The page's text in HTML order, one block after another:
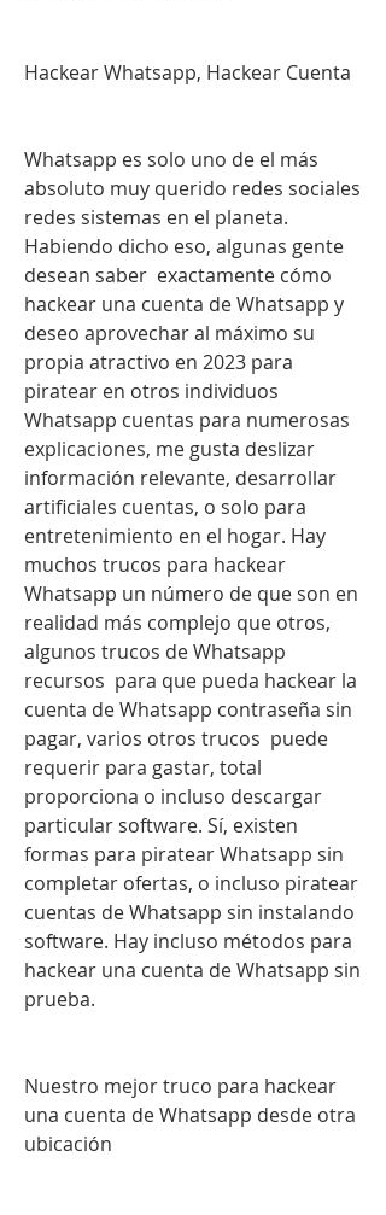
Hackear Whatsapp, Hackear Cuenta
Whatsapp es solo uno de el más
absoluto muy querido redes sociales
redes sistemas en el planeta.
Habiendo dicho eso, algunas gente
desean saber  exactamente cómo
hackear una cuenta de Whatsapp y
deseo aprovechar al máximo su
propia atractivo en 2023 para
piratear en otros individuos
Whatsapp cuentas para numerosas
explicaciones, me gusta deslizar
información relevante, desarrollar
artificiales cuentas, o solo para
entretenimiento en el hogar. Hay
muchos trucos para hackear
Whatsapp un número de que son en
realidad más complejo que otros,
algunos trucos de Whatsapp
recursos  para que pueda hackear la
cuenta de Whatsapp contraseña sin
pagar, varios otros trucos  puede
requerir para gastar, total
proporciona o incluso descargar
particular software. Sí, existen
formas para piratear Whatsapp sin
completar ofertas, o incluso piratear
cuentas de Whatsapp sin instalando
software. Hay incluso métodos para
hackear una cuenta de Whatsapp sin
prueba.
Nuestro mejor truco para hackear
una cuenta de Whatsapp desde otra
ubicación